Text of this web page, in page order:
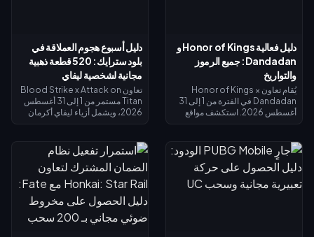
دليل فعالية Honor of Kings و
Dandadan: جميع الرموز
والتواريخ
يُقام تعاون Honor of Kings ×
Dandadan في الفترة من 1 إلى 31
أغسطس 2026. استكشف مواقع
الاسترداد، وأنجز المهام اليومية
للحصول على عملات رييروكو
(Reiryoku) - وهي العملة
المستخدمة للحصول على مظهر مومو
أيايسي (Momo Ayase) الملحمي
دليل أسبوع هجوم العملاقة في
بلود سترايك: 520 قطعة ذهبية
مجانية لشخصية ليفاي
تعاون Blood Strike x Attack on
Titan مستمر من 1 إلى 31 أغسطس
2026، ويشمل أزياء ليفاي أكرمان
سترايك (15 يوليو – 14 أغسطس
2026) تعيد لك 520 قطعة ذهبية عند
الوصول إلى المستوى الأقصى — وهي
كافية لتمويل تذكرة النخبة أو محاولات
الحصول على ليفاي. يوضح لك دليل
الأسبوع الأول هذا كيفية جمع الذهب
المجاني، واسترداد الرموز، وتوقيت
استرداد الأموال بحيث لا يكلفك ليفاي